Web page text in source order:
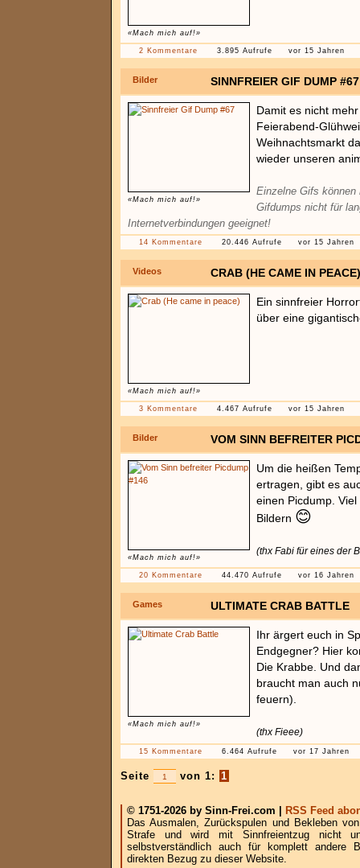
«Mach mich auf!»
2 Kommentare 3.895 Aufrufe vor 15 Jahren
Bilder SINNFREIER GIF DUMP #67
«Mach mich auf!»
Damit es nicht
Feierabend-
Weihnachtsmarkt
wieder unseren
Einzelne Gifs können
Gifdumps nicht für
Internetverbindungen geeignet!
14 Kommentare 20.446 Aufrufe vor 15 Jahren
Videos CRAB (HE CAME IN PEACE)
«Mach mich auf!»
Ein sinnfreier
über eine
3 Kommentare 4.467 Aufrufe vor 15 Jahren
Bilder VOM SINN BEFREITER
«Mach mich auf!»
Um die heißen
ertragen, gibt es
einen Picdump.
Bildern 😊
(thx Fabi für eines der
20 Kommentare 44.470 Aufrufe vor 16 Jahren
Games ULTIMATE CRAB BATTLE
«Mach mich auf!»
Ihr ärgert euch in
Endgegner? Hier
Die Krabbe. Und
braucht man auch
feuern).
(thx Fieee)
15 Kommentare 6.464 Aufrufe vor 17 Jahren
Seite von 1: 1
© 1751-2026 by Sinn-Frei.com |
RSS Feed
Das Ausmalen, Zurückspulen und Bekleben
Strafe und wird mit Sinnfreientzug nicht
selbstverständlich auch für komplett andere
direkten Bezug zu dieser Website.